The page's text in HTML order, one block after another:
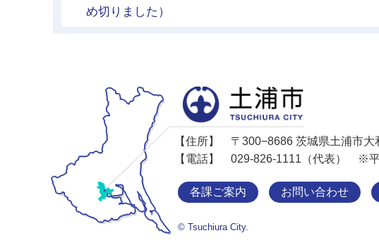
め切りました）
【住所】
〒300−8686 茨城県土浦市大
【電話】
029-826-1111（代表） ※平
各課ご案内 お問い合わせ
© Tsuchiura City.